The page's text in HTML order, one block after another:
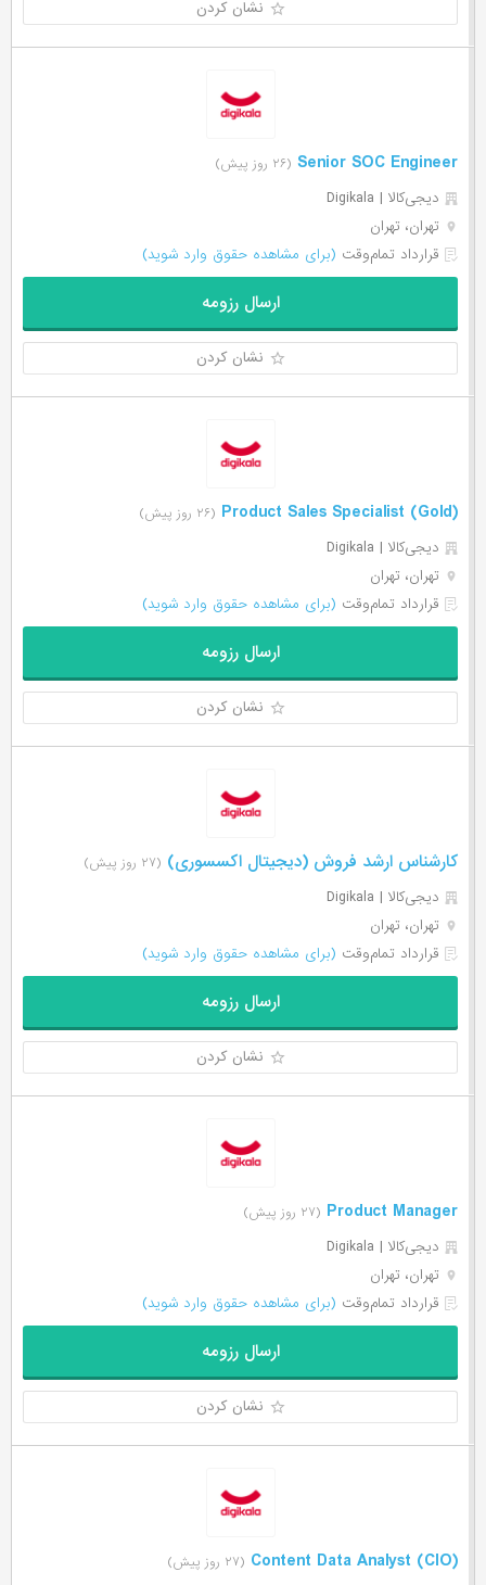
نشان کردن
Senior SOC Engineer (۲۶ روز پیش)
دیجی‌‌کالا | Digikala
تهران، تهران
قرارداد تمام‌وقت (برای مشاهده حقوق وارد شوید)
ارسال رزومه
نشان کردن
Product Sales Specialist (Gold) (۲۶ روز پیش)
دیجی‌‌کالا | Digikala
تهران، تهران
قرارداد تمام‌وقت (برای مشاهده حقوق وارد شوید)
ارسال رزومه
نشان کردن
کارشناس ارشد فروش (دیجیتال اکسسوری) (۲۷ روز پیش)
دیجی‌‌کالا | Digikala
تهران، تهران
قرارداد تمام‌وقت (برای مشاهده حقوق وارد شوید)
ارسال رزومه
نشان کردن
Product Manager (۲۷ روز پیش)
دیجی‌‌کالا | Digikala
تهران، تهران
قرارداد تمام‌وقت (برای مشاهده حقوق وارد شوید)
ارسال رزومه
نشان کردن
(Content Data Analyst (CIO (۲۷ روز پیش)